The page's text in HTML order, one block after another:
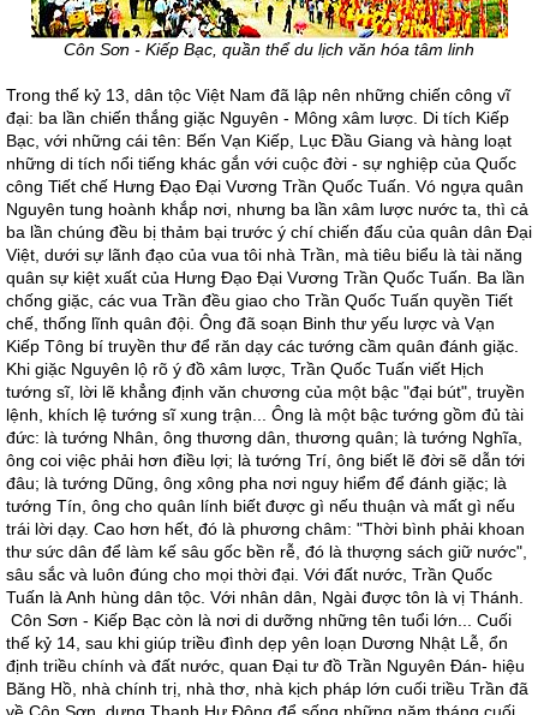
Côn Sơn - Kiếp Bạc, quần thể du lịch văn hóa tâm linh
Trong thế kỷ 13, dân tộc Việt Nam đã lập nên những chiến công vĩ
đại: ba lần chiến thắng giặc Nguyên - Mông xâm lược. Di tích Kiếp
Bạc, với những cái tên: Bến Vạn Kiếp, Lục Ðầu Giang và hàng loạt
những di tích nổi tiếng khác gắn với cuộc đời - sự nghiệp của Quốc
công Tiết chế Hưng Ðạo Ðại Vương Trần Quốc Tuấn. Vó ngựa quân
Nguyên tung hoành khắp nơi, nhưng ba lần xâm lược nước ta, thì cả
ba lần chúng đều bị thảm bại trước ý chí chiến đấu của quân dân Ðại
Việt, dưới sự lãnh đạo của vua tôi nhà Trần, mà tiêu biểu là tài năng
quân sự kiệt xuất của Hưng Ðạo Ðại Vương Trần Quốc Tuấn. Ba lần
chống giặc, các vua Trần đều giao cho Trần Quốc Tuấn quyền Tiết
chế, thống lĩnh quân đội. Ông đã soạn Binh thư yếu lược và Vạn
Kiếp Tông bí truyền thư để răn dạy các tướng cầm quân đánh giặc.
Khi giặc Nguyên lộ rõ ý đồ xâm lược, Trần Quốc Tuấn viết Hịch
tướng sĩ, lời lẽ khẳng định văn chương của một bậc "đại bút", truyền
lệnh, khích lệ tướng sĩ xung trận... Ông là một bậc tướng gồm đủ tài
đức: là tướng Nhân, ông thương dân, thương quân; là tướng Nghĩa,
ông coi việc phải hơn điều lợi; là tướng Trí, ông biết lẽ đời sẽ dẫn tới
đâu; là tướng Dũng, ông xông pha nơi nguy hiểm để đánh giặc; là
tướng Tín, ông cho quân lính biết được gì nếu thuận và mất gì nếu
trái lời dạy. Cao hơn hết, đó là phương châm: "Thời bình phải khoan
thư sức dân để làm kế sâu gốc bền rễ, đó là thượng sách giữ nước",
sâu sắc và luôn đúng cho mọi thời đại. Với đất nước, Trần Quốc
Tuấn là Anh hùng dân tộc. Với nhân dân, Ngài được tôn là vị Thánh.
Côn Sơn - Kiếp Bạc còn là nơi di dưỡng những tên tuổi lớn... Cuối
thế kỷ 14, sau khi giúp triều đình dẹp yên loạn Dương Nhật Lễ, ổn
định triều chính và đất nước, quan Ðại tư đồ Trần Nguyên Ðán- hiệu
Băng Hồ, nhà chính trị, nhà thơ, nhà kịch pháp lớn cuối triều Trần đã